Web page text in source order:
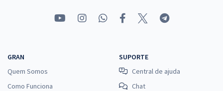
GRAN
Quem Somos
Como Funciona
SUPORTE
Central de ajuda
Chat